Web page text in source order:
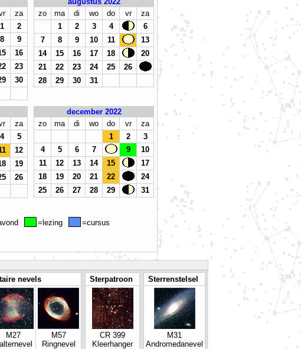
za
1
2
8
9
16
23
30
zo
ma di wo do vr
za
1
2 3 4
6
7
8 9 10 11
13
14
15 16 17 18
20
21
22 23 24 25
26
28
29 30 31
za
4
5
12
19
26
december 2022
zo
ma di wo do vr
za
1
2
3
4
5 6 7 9
10
11
12 13 14 15
17
18
19 20 21 22
24
25
26 27 28 29 31
=lezing =cursus
nevels
M27
M57
Ringnevel
Sterpatroon
CR 399
Kleerhanger
Sterrenstelsel
M31
Andromedanevel